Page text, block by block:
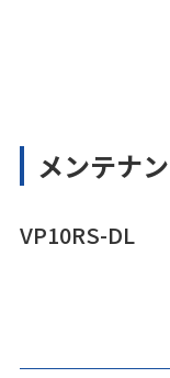
メンテナ
VP10RS-DL